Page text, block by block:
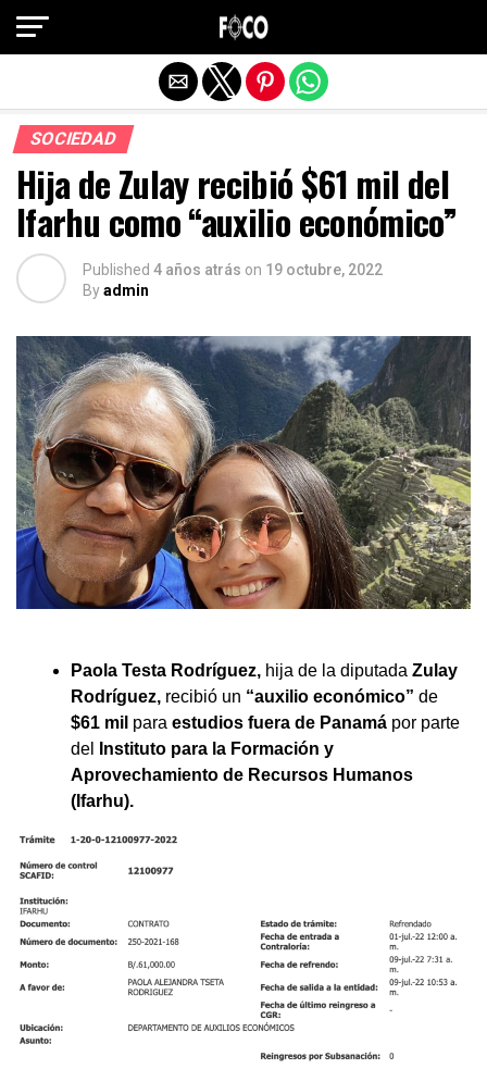
SOCIEDAD
Hija de Zulay recibió $61 mil del
Ifarhu como “auxilio económico”
Published 4 años atrás on 19 octubre, 2022
Byadmin
Paola Testa Rodríguez, hija de la diputada Zulay
Rodríguez, recibió un “auxilio económico” de
$61 mil para estudios fuera de Panamá por parte
del
Instituto para la Formación y
Aprovechamiento de Recursos Humanos
(Ifarhu).
Salir de la versión móvil